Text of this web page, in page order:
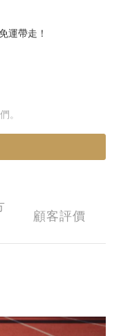
運帶走！
。
顧客評價